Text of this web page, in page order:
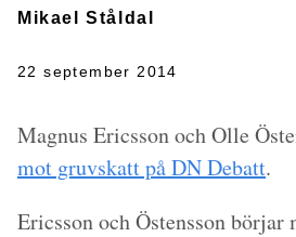
Mikael Ståldal
22 september 2014
Magnus Ericsson och Olle
mot gruvskatt på DN Debatt.
Ericsson och Östensson börjar